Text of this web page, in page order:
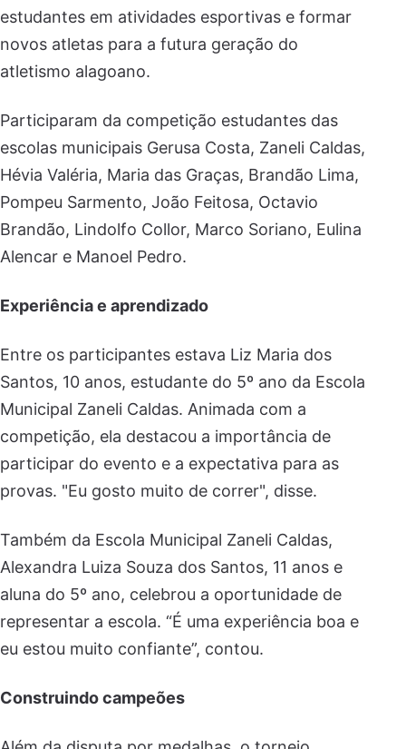
estudantes em atividades esportivas e formar
novos atletas para a futura geração do
atletismo alagoano.
Participaram da competição estudantes das
escolas municipais Gerusa Costa, Zaneli Caldas,
Hévia Valéria, Maria das Graças, Brandão Lima,
Pompeu Sarmento, João Feitosa, Octavio
Brandão, Lindolfo Collor, Marco Soriano, Eulina
Alencar e Manoel Pedro.
Experiência e aprendizado
Entre os participantes estava Liz Maria dos
Santos, 10 anos, estudante do 5º ano da Escola
Municipal Zaneli Caldas. Animada com a
competição, ela destacou a importância de
participar do evento e a expectativa para as
provas. "Eu gosto muito de correr", disse.
Também da Escola Municipal Zaneli Caldas,
Alexandra Luiza Souza dos Santos, 11 anos e
aluna do 5º ano, celebrou a oportunidade de
representar a escola. “É uma experiência boa e
eu estou muito confiante”, contou.
Construindo campeões